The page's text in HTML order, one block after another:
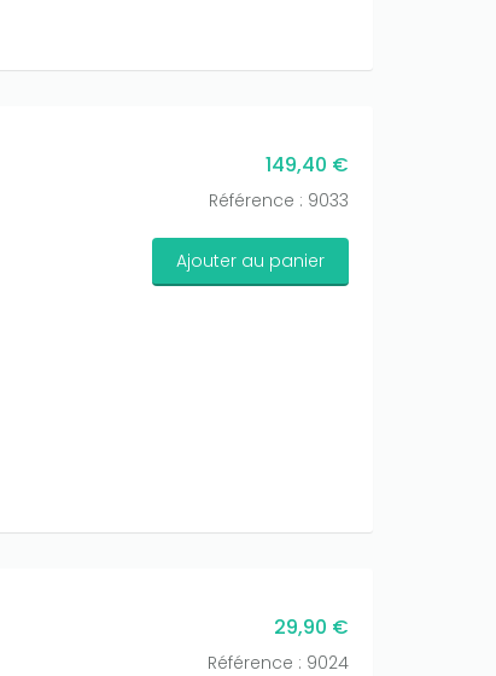
149,40 €
Référence : 9033
Ajouter au panier
29,90 €
Référence : 9024